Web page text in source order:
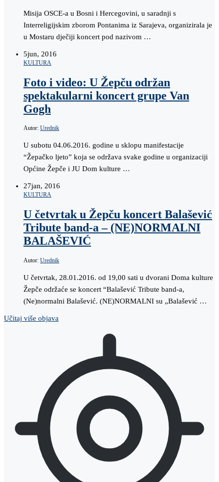
Misija OSCE-a u Bosni i Hercegovini, u saradnji s
Interreligijskim zborom Pontanima iz Sarajeva, organizirala je
u Mostaru dječiji koncert pod nazivom …
5jun, 2016
KULTURA
Foto i video: U Žepču održan
spektakularni koncert grupe Van
Gogh
Autor: Urednik
U subotu 04.06.2016. godine u sklopu manifestacije
“Žepačko ljeto” koja se održava svake godine u organizaciji
Općine Žepče i JU Dom kulture …
27jan, 2016
KULTURA
U četvrtak u Žepču koncert Balašević
Tribute band-a – (NE)NORMALNI
BALAŠEVIĆ
Autor: Urednik
U četvrtak, 28.01.2016. od 19,00 sati u dvorani Doma kulture
Žepče održaće se koncert “Balašević Tribute band-a,
(Ne)normalni Balašević. (NE)NORMALNI su „Balašević …
Učitaj više objava